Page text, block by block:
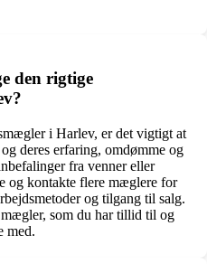
den rigtige
i Harlev, er det vigtigt at
deres erfaring, omdømme og
fra venner eller
og kontakte flere mæglere for
og tilgang til salg.
som du har tillid til og
med.